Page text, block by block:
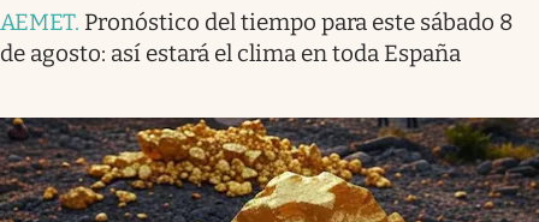
AEMET. Pronóstico del tiempo para este sábado 8
de agosto: así estará el clima en toda España